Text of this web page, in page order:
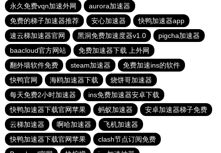
永久免费vqn加速外网
aurora加速器
免费的梯子加速器推荐
安心加速器
快鸭加速器app
速云梯加速器官网
黑洞免费加速度器v1.0
pigcha加速器
baacloud官方网站
免费加速器下载 上外网
翻外墙软件免费
steam加速器
免费加速ins的软件
快鸭官网
海鸥加速器下载
烧饼哥加速器
每天免费2小时加速器
ins免费加速器安卓下载
快鸭加速器下载官网苹果
蚂蚁加速器
安卓加速器梯子免费
云梯加速器
啊哈加速器
飞机加速器
快鸭加速器下载官网苹果
clash节点订阅免费